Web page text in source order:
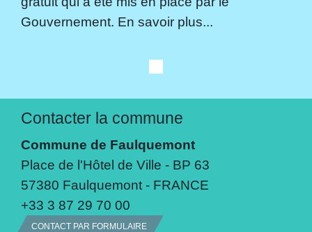
Gouvernement. En savoir plus...
Contacter la commune
Commune de Faulquemont
Place de l'Hôtel de Ville - BP 63
57380 Faulquemont - FRANCE
+33 3 87 29 70 00
CONTACT PAR FORMULAIRE